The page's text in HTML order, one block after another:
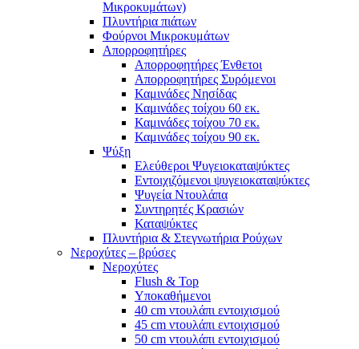
Μικροκυμάτων)
Πλυντήρια πιάτων
Φούρνοι Μικροκυμάτων
Απορροφητήρες
Απορροφητήρες Ένθετοι
Απορροφητήρες Συρόμενοι
Καμινάδες Νησίδας
Καμινάδες τοίχου 60 εκ.
Καμινάδες τοίχου 70 εκ.
Καμινάδες τοίχου 90 εκ.
Ψύξη
Ελεύθεροι Ψυγειοκαταψύκτες
Εντοιχιζόμενοι ψυγειοκαταψύκτες
Ψυγεία Ντουλάπα
Συντηρητές Κρασιών
Καταψύκτες
Πλυντήρια & Στεγνωτήρια Ρούχων
Νεροχύτες – βρύσες
Νεροχύτες
Flush & Top
Υποκαθήμενοι
40 cm ντουλάπι εντοιχισμού
45 cm ντουλάπι εντοιχισμού
50 cm ντουλάπι εντοιχισμού